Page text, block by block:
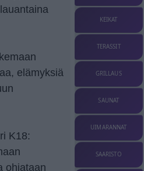
elämyksiä
K18:
ohjataan
KEIKAT
TERASSIT
GRILLAUS
SAUNAT
UIMARANNAT
SAARISTO